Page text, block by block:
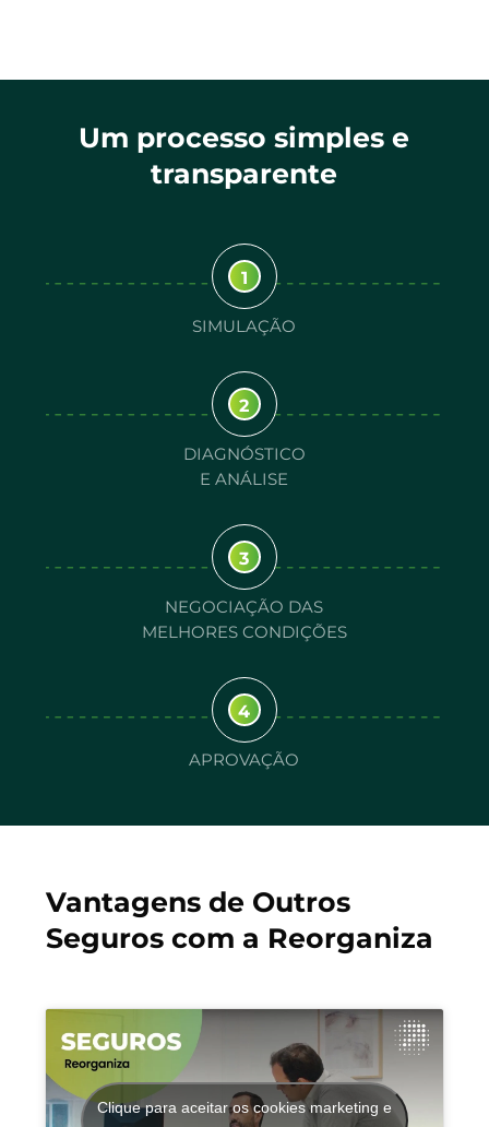
Um processo simples e
transparente
1
SIMULAÇÃO
2
DIAGNÓSTICO
E ANÁLISE
3
NEGOCIAÇÃO DAS
MELHORES CONDIÇÕES
4
APROVAÇÃO
Vantagens de Outros
Seguros com a Reorganiza
Clique para aceitar os cookies marketing e